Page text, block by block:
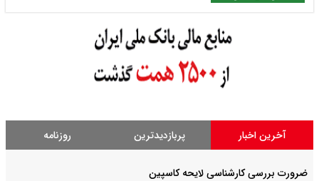
آخرین اخبار پربازدیدترین روزنامه
ضرورت بررسی کارشناسی لایحه کاسپین